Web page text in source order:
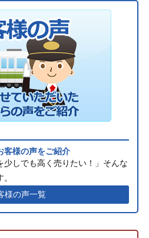
客様の声をご紹介
少しでも高く売りたい！」そんな
様の声一覧